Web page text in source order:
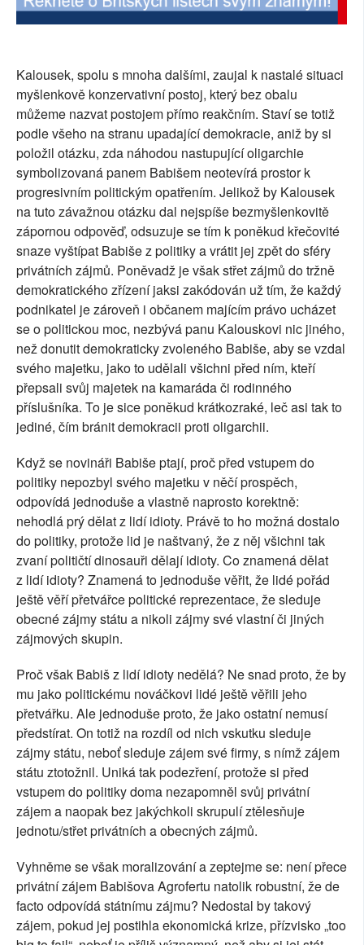
Kalousek, spolu s mnoha dalšími, zaujal k nastalé situaci
myšlenkově konzervativní postoj, který bez obalu
můžeme nazvat postojem přímo reakčním. Staví se totiž
podle všeho na stranu upadající demokracie, aniž by si
položil otázku, zda náhodou nastupující oligarchie
symbolizovaná panem Babišem neotevírá prostor k
progresivním politickým opatřením. Jelikož by Kalousek
na tuto závažnou otázku dal nejspíše bezmyšlenkovitě
zápornou odpověď, odsuzuje se tím k poněkud křečovité
snaze vyštípat Babiše z politiky a vrátit jej zpět do sféry
privátních zájmů. Poněvadž je však střet zájmů do tržně
demokratického zřízení jaksi zakódován už tím, že každý
podnikatel je zároveň i občanem majícím právo ucházet
se o politickou moc, nezbývá panu Kalouskovi nic jiného,
než donutit demokraticky zvoleného Babiše, aby se vzdal
svého majetku, jako to udělali všichni před ním, kteří
přepsali svůj majetek na kamaráda či rodinného
příslušníka. To je sice poněkud krátkozraké, leč asi tak to
jediné, čím bránit demokracii proti oligarchii.
Když se novináři Babiše ptají, proč před vstupem do
politiky nepozbyl svého majetku v něčí prospěch,
odpovídá jednoduše a vlastně naprosto korektně:
nehodlá prý dělat z lidí idioty. Právě to ho možná dostalo
do politiky, protože lid je naštvaný, že z něj všichni tak
zvaní političtí dinosauři dělají idioty. Co znamená dělat
z lidí idioty? Znamená to jednoduše věřit, že lidé pořád
ještě věří přetvářce politické reprezentace, že sleduje
obecné zájmy státu a nikoli zájmy své vlastní či jiných
zájmových skupin.
Proč však Babiš z lidí idioty nedělá? Ne snad proto, že by
mu jako politickému nováčkovi lidé ještě věřili jeho
přetvářku. Ale jednoduše proto, že jako ostatní nemusí
předstírat. On totiž na rozdíl od nich vskutku sleduje
zájmy státu, neboť sleduje zájem své firmy, s nímž zájem
státu ztotožnil. Uniká tak podezření, protože si před
vstupem do politiky doma nezapomněl svůj privátní
zájem a naopak bez jakýchkoli skrupulí ztělesňuje
jednotu/střet privátních a obecných zájmů.
Vyhněme se však moralizování a zeptejme se: není přece
privátní zájem Babišova Agrofertu natolik robustní, že de
facto odpovídá státnímu zájmu? Nedostal by takový
zájem, pokud jej postihla ekonomická krize, přízvisko „too